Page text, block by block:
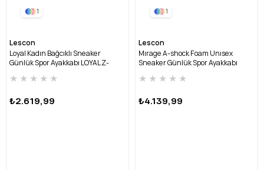
1
Lescon
Loyal Kadın Bağcıklı Sneaker
Günlük Spor Ayakkabı LOYAL Z-
★ ★ ★ ★ ★
₺2.619,99
1
Lescon
Mırage A-shock Foam Unısex
Sneaker Günlük Spor Ayakkabı
BEYAZ
★ ★ ★ ★ ★
₺4.139,99